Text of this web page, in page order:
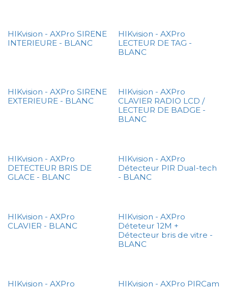
HIKvision - AXPro SIRENE
INTERIEURE - BLANC
HIKvision - AXPro
LECTEUR DE TAG -
BLANC
HIKvision - AXPro SIRENE
EXTERIEURE - BLANC
HIKvision - AXPro
CLAVIER RADIO LCD /
LECTEUR DE BADGE -
BLANC
HIKvision - AXPro
DETECTEUR BRIS DE
GLACE - BLANC
HIKvision - AXPro
Détecteur PIR Dual-tech
- BLANC
HIKvision - AXPro
CLAVIER - BLANC
HIKvision - AXPro
Déteteur 12M +
Détecteur bris de vitre -
BLANC
HIKvision - AXPro
HIKvision - AXPro PIRCam